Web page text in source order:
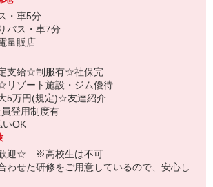
・車5分
バス・車7分
量販店
支給☆制服有☆社保完
ゾート施設・ジム優待
5万円(規定)☆友達紹介
登用制度有
OK
迎☆ ※高校生は不可
わせた研修をご用意しているので、安心し